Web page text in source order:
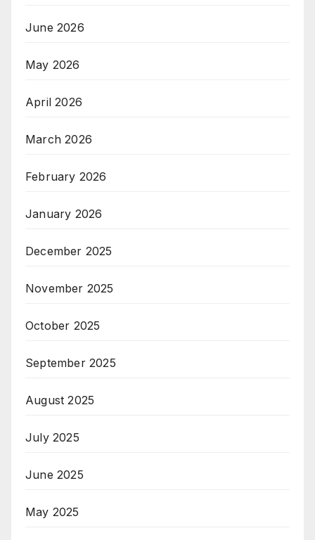
June 2026
May 2026
April 2026
March 2026
February 2026
January 2026
December 2025
November 2025
October 2025
September 2025
August 2025
July 2025
June 2025
May 2025